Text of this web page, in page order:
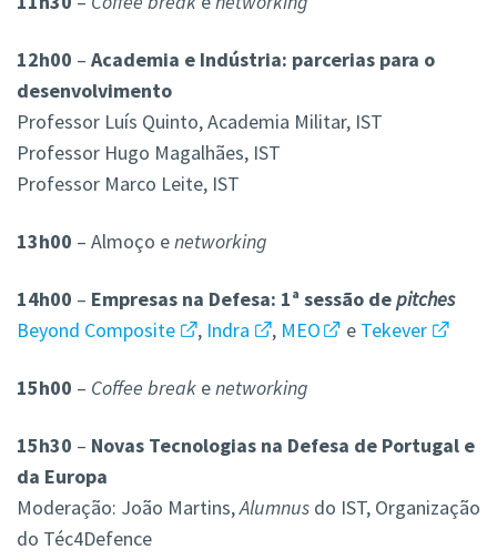
12h00 – Academia e Indústria: parcerias para o
desenvolvimento
Professor Luís Quinto, Academia Militar, IST
Professor Hugo Magalhães, IST
Professor Marco Leite, IST
13h00 – Almoço enetworking
14h00 – Empresas na Defesa: 1ª sessão depitches
Beyond Composite
, Indra , MEO e Tekever
15h00 – Coffee break enetworking
15h30 – Novas Tecnologias na Defesa de Portugal e
da Europa
Moderação: João Martins,Alumnus do IST, Organização
do Téc4Defence